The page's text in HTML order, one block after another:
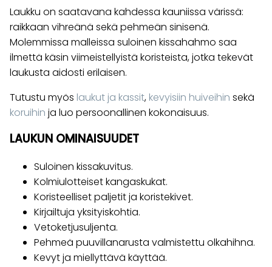
Laukku on saatavana kahdessa kauniissa värissä:
raikkaan vihreänä sekä pehmeän sinisenä.
Molemmissa malleissa suloinen kissahahmo saa
ilmettä käsin viimeistellyistä koristeista, jotka tekevät
laukusta aidosti erilaisen.
Tutustu myös laukut ja kassit, kevyisiin huiveihin sekä
koruihin ja luo persoonallinen kokonaisuus.
LAUKUN OMINAISUUDET
Suloinen kissakuvitus.
Kolmiulotteiset kangaskukat.
Koristeelliset paljetit ja koristekivet.
Kirjailtuja yksityiskohtia.
Vetoketjusuljenta.
Pehmeä puuvillanarusta valmistettu olkahihna.
Kevyt ja miellyttävä käyttää.